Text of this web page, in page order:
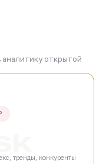
открытой
тренды, конкуренты